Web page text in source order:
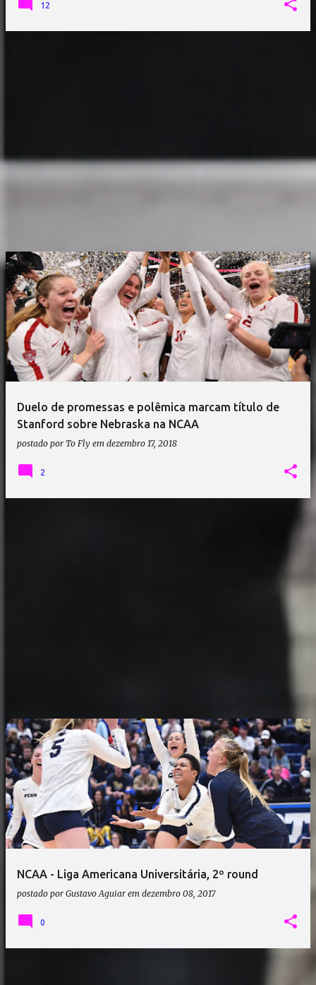
12
Duelo de promessas e polêmica marcam título de
Stanford sobre Nebraska na NCAA
postado por To Fly em dezembro 17, 2018
2
NCAA - Liga Americana Universitária, 2º round
postado por Gustavo Aguiar em dezembro 08, 2017
0